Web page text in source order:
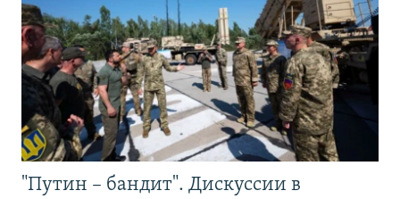
"Путин – бандит". Дискуссии в